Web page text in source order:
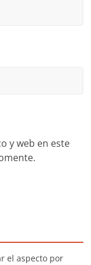
y web en este
el aspecto por